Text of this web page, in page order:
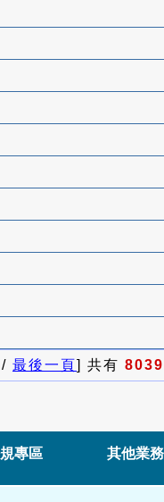
/ 最後一頁] 共有 8039
專區 其他業務